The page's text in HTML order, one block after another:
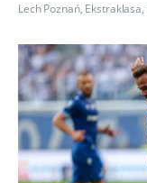
Lech Poznań, Ekstraklasa,